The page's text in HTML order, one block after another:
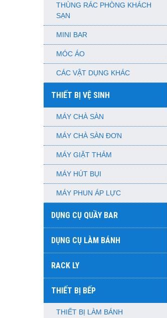
THÙNG RÁC PHÒNG KHÁCH
SẠN
MINI BAR
MÓC ÁO
CÁC VẬT DỤNG KHÁC
THIẾT BỊ VỆ SINH
MÁY CHÀ SÀN
MÁY CHÀ SÀN ĐƠN
MÁY GIẶT THẢM
MÁY HÚT BỤI
MÁY PHUN ÁP LỰC
DỤNG CỤ QUẦY BAR
DỤNG CỤ LÀM BÁNH
RACK LY
THIẾT BỊ BẾP
THIẾT BỊ LÀM BÁNH